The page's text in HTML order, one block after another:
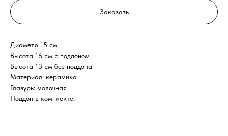
Заказать
Диаметр 15 см
Высота 16 см с поддоном
Высота 13 см без поддона
Материал: керамика
Глазурь: молочная
Поддон в комплекте.